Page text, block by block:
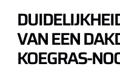
VAN EEN
KOEGRAS-